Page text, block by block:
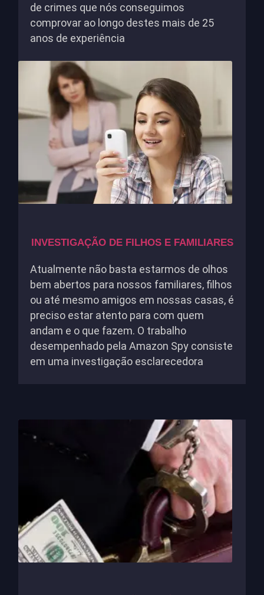
de crimes que nós conseguimos
comprovar ao longo destes mais de 25
anos de experiência
INVESTIGAÇÃO DE FILHOS E FAMILIARES
Atualmente não basta estarmos de olhos
bem abertos para nossos familiares, filhos
ou até mesmo amigos em nossas casas, é
preciso estar atento para com quem
andam e o que fazem. O trabalho
desempenhado pela Amazon Spy consiste
em uma investigação esclarecedora